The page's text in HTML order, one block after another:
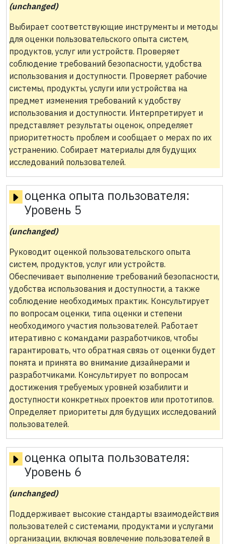
(unchanged)
Выбирает соответствующие инструменты и методы
для оценки пользовательского опыта систем,
продуктов, услуг или устройств. Проверяет
соблюдение требований безопасности, удобства
использования и доступности. Проверяет рабочие
системы, продукты, услуги или устройства на
предмет изменения требований к удобству
использования и доступности. Интерпретирует и
представляет результаты оценок, определяет
приоритетность проблем и сообщает о мерах по их
устранению. Собирает материалы для будущих
исследований пользователей.
оценка опыта пользователя:
Уровень 5
(unchanged)
Руководит оценкой пользовательского опыта
систем, продуктов, услуг или устройств.
Обеспечивает выполнение требований безопасности,
удобства использования и доступности, а также
соблюдение необходимых практик. Консультирует
по вопросам оценки, типа оценки и степени
необходимого участия пользователей. Работает
итеративно с командами разработчиков, чтобы
гарантировать, что обратная связь от оценки будет
понята и принята во внимание дизайнерами и
разработчиками. Консультирует по вопросам
достижения требуемых уровней юзабилити и
доступности конкретных проектов или прототипов.
Определяет приоритеты для будущих исследований
пользователей.
оценка опыта пользователя:
Уровень 6
(unchanged)
Поддерживает высокие стандарты взаимодействия
пользователей с системами, продуктами и услугами
организации, включая вовлечение пользователей в